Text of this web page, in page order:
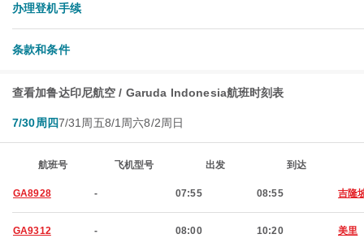
办理登机手续
条款和条件
查看加鲁达印尼航空 / Garuda Indonesia航班时刻表
7/30周四7/31周五8/1周六8/2周日
航班号 飞机型号 出发 到达
GA8928 - 07:55 08:55 吉隆
GA9312 - 08:00 10:20 美里